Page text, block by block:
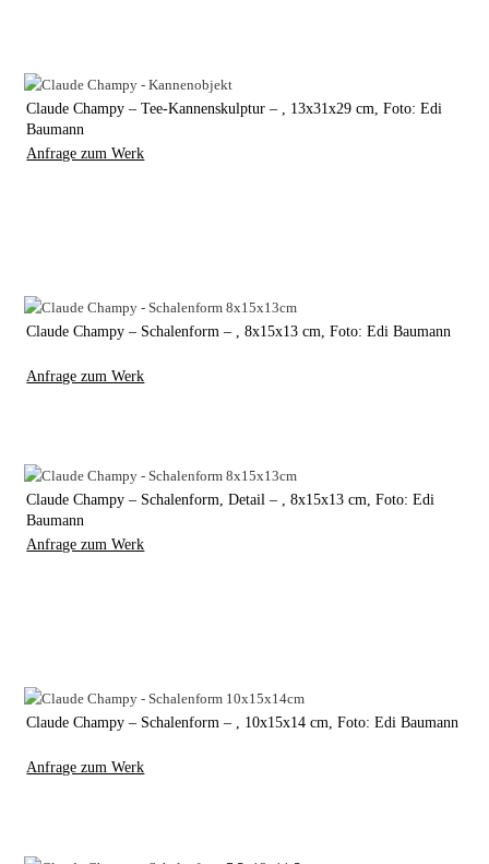
Claude Champy – Tee-Kannenskulptur – , 13x31x29 cm, Foto: Edi
Baumann
Anfrage zum Werk
Claude Champy – Schalenform – , 8x15x13 cm, Foto: Edi Baumann
Anfrage zum Werk
Claude Champy – Schalenform, Detail – , 8x15x13 cm, Foto: Edi
Baumann
Anfrage zum Werk
Claude Champy – Schalenform – , 10x15x14 cm, Foto: Edi Baumann
Anfrage zum Werk